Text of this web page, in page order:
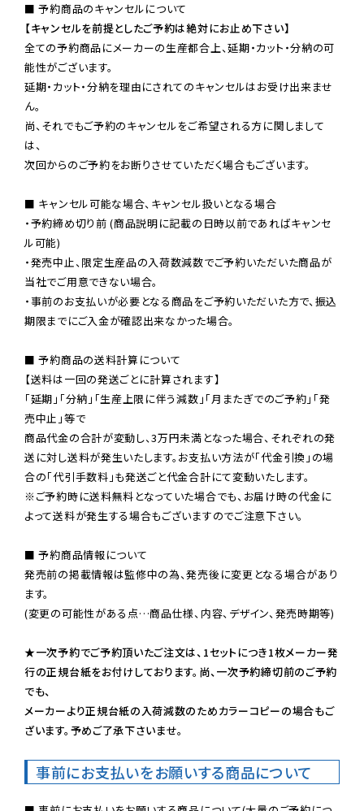
【キャンセルを前提としたご予約は絶対にお止め下さい】
全ての予約商品にメーカーの生産都合上、延期・カット・分納の可
能性がございます。
延期・カット・分納を理由にされてのキャンセルはお受け出来ませ
ん。
尚、それでもご予約のキャンセルをご希望される方に関しまして
は、
次回からのご予約をお断りさせていただく場合もございます。
■ キャンセル可能な場合、キャンセル扱いとなる場合
・予約締め切り前 (商品説明に記載の日時以前であればキャンセ
ル可能)
・発売中止、限定生産品の入荷数減数でご予約いただいた商品が
当社でご用意できない場合。
・事前のお支払いが必要となる商品をご予約いただいた方で、振込
期限までにご入金が確認出来なかった場合。
■ 予約商品の送料計算について
【送料は一回の発送ごとに計算されます】
「延期」「分納」「生産上限に伴う減数」「月またぎでのご予約」「発
売中止」等で
商品代金の合計が変動し、3万円未満となった場合、それぞれの発
送に対し送料が発生いたします。お支払い方法が「代金引換」の場
※ご予約時に送料無料となっていた場合でも、お届け時の代金に
よって送料が発生する場合もございますのでご注意下さい。
■ 予約商品情報について
発売前の掲載情報は監修中の為、発売後に変更となる場合があり
ます。
(変更の可能性がある点…商品仕様、内容、デザイン、発売時期等)
★一次予約でご予約頂いたご注文は、1セットにつき1枚メーカー発
行の正規台紙をお付けしております。尚、一次予約締切前のご予約
でも、
メーカーより正規台紙の入荷減数のためカラーコピーの場合もご
ざいます。予めご了承下さいませ。
事前にお支払いをお願いする商品について